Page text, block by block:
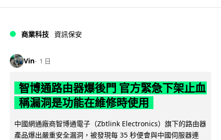
商業科技 資訊保安
Vin 1 日
智博通路由器爆後門 官方緊急下架止血
稱漏洞是功能在維修時使用
中國網通廠商智博通電子（Zbtlink Electronics）旗下的路由器
產品爆出嚴重安全漏洞，被發現每 35 秒便會與中國伺服器連